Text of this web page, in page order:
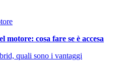
motore: cosa fare se è accesa